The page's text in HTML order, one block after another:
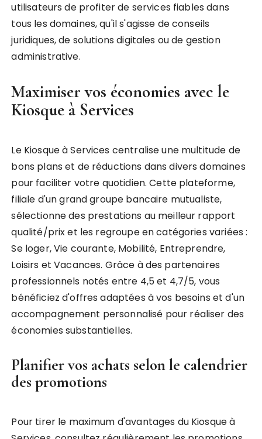
utilisateurs de profiter de services fiables dans
tous les domaines, qu'il s'agisse de conseils
juridiques, de solutions digitales ou de gestion
administrative.
Maximiser vos économies avec le
Kiosque à Services
Le Kiosque à Services centralise une multitude de
bons plans et de réductions dans divers domaines
pour faciliter votre quotidien. Cette plateforme,
filiale d'un grand groupe bancaire mutualiste,
sélectionne des prestations au meilleur rapport
qualité/prix et les regroupe en catégories variées :
Se loger, Vie courante, Mobilité, Entreprendre,
Loisirs et Vacances. Grâce à des partenaires
professionnels notés entre 4,5 et 4,7/5, vous
bénéficiez d'offres adaptées à vos besoins et d'un
accompagnement personnalisé pour réaliser des
économies substantielles.
Planifier vos achats selon le calendrier
des promotions
Pour tirer le maximum d'avantages du Kiosque à